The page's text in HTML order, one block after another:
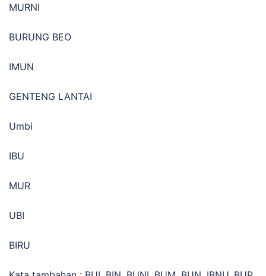
MURNI
BURUNG BEO
IMUN
GENTENG LANTAI
Umbi
IBU
MUR
UBI
BIRU